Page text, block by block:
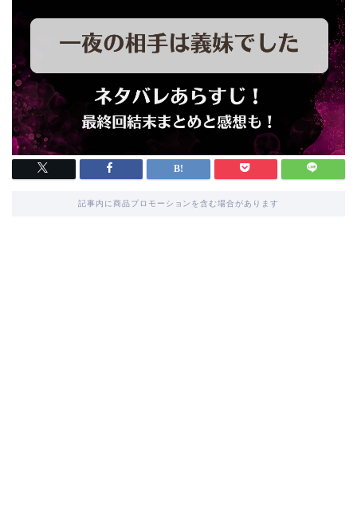
記事内に商品プロモーションを含む場合があります